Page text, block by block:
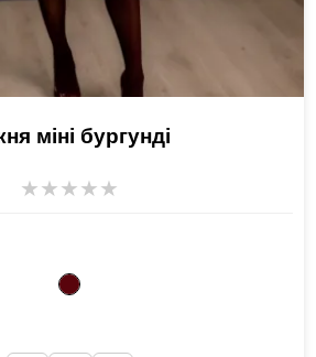
міні бургунді
★★★★★